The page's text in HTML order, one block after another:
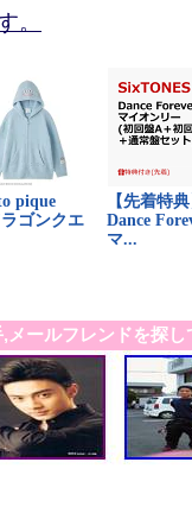
。
ールフレンドを探し